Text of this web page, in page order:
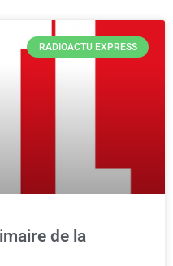
RADIOACTU EXPRESS
de la